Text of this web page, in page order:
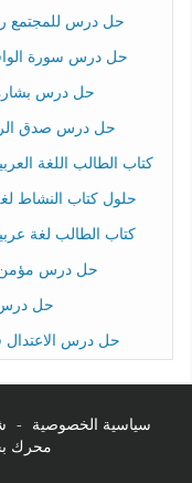
حل درس للمجتمع
حل درس سورة الواقعة 57-74 تربية اسلامية
حل درس بشارة
حل درس صدق الرسول
كتاب الطالب اللغة
حلول كتاب النشاط
كتاب الطالب لغة عربية
حل درس مؤمن
حل درس
حل درس الاعتدال
سياسية الخصوصية -
محرك